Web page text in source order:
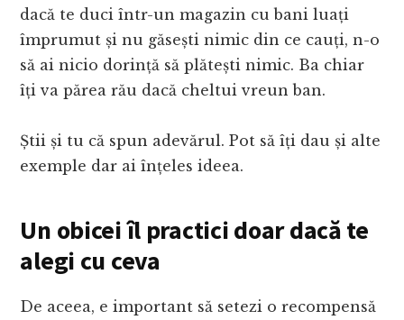
dacă te duci într-un magazin cu bani luați
împrumut și nu găsești nimic din ce cauți, n-o
să ai nicio dorință să plătești nimic. Ba chiar
îți va părea rău dacă cheltui vreun ban.
Știi și tu că spun adevărul. Pot să îți dau și alte
exemple dar ai înțeles ideea.
Un obicei îl practici doar dacă te
alegi cu ceva
De aceea, e important să setezi o recompensă